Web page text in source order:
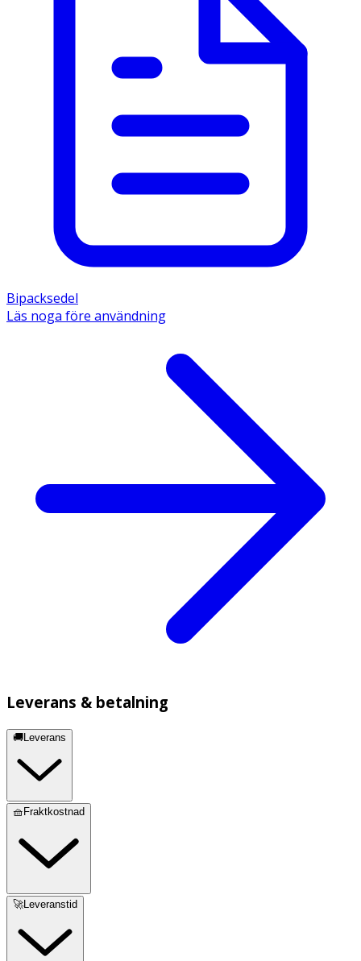
Bipacksedel
Läs noga före användning
Leverans & betalning
🚚Leverans
🧺Fraktkostnad
🚀Leveranstid